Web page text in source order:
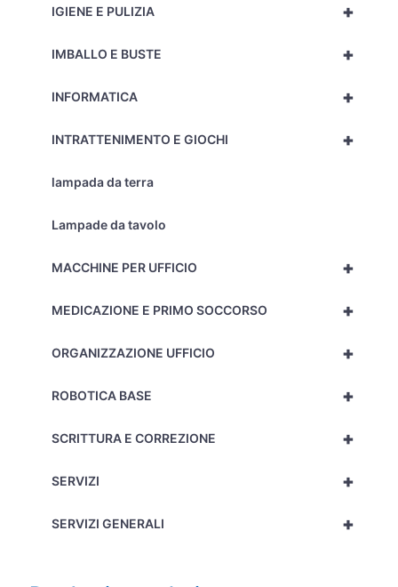
+
IGIENE E PULIZIA
+
IMBALLO E BUSTE
+
INFORMATICA
+
INTRATTENIMENTO E GIOCHI
lampada da terra
Lampade da tavolo
+
MACCHINE PER UFFICIO
+
MEDICAZIONE E PRIMO SOCCORSO
+
ORGANIZZAZIONE UFFICIO
+
ROBOTICA BASE
+
SCRITTURA E CORREZIONE
+
SERVIZI
+
SERVIZI GENERALI